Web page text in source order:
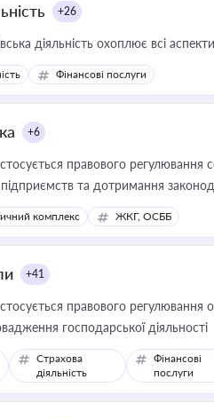
+26
діяльність охоплює всі
Фінансові послуги
+6
правового регулювання
та дотримання
комплекс ЖКГ, ОСББ
+41
правового регулювання
господарської діяльності
Страхова
діяльність
Фінансові
послуги